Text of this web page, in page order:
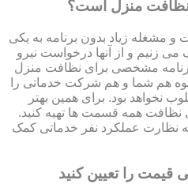
نظافت منزل است؟
مشغله زیاد بدون برنامه به یکی
زنیم و از آنها درخواست نیرو
مشخصی برای نظافت منزل
هم شما و هم شرکت خدماتی را
نخواهد بود. برای همین بهتر
همه قسمت ها تهیه کنید.
نظارت عملکرد نفر خدماتی کمک
را تعیین کنید